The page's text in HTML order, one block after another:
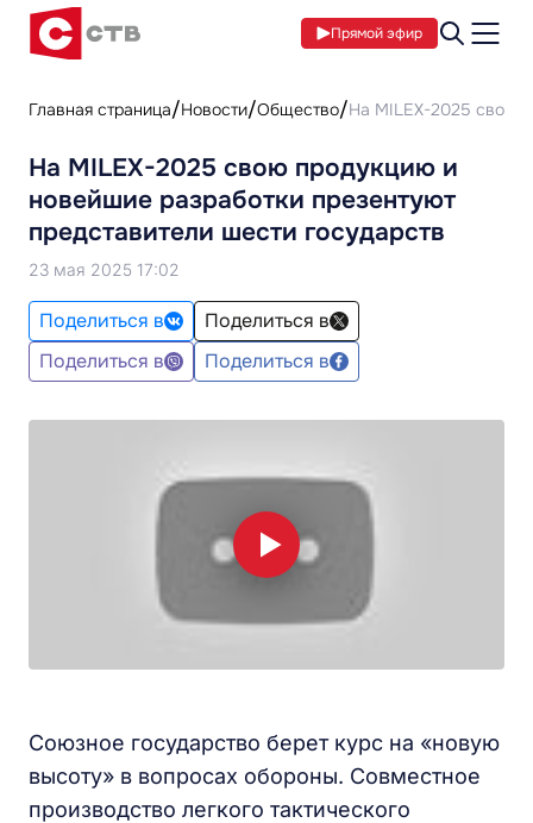
Прямой эфир
Главная страница Новости Общество На MILEX-2025 свою
На MILEX-2025 свою продукцию и
новейшие разработки презентуют
представители шести государств
23 мая 2025 17:02
Поделиться в
Поделиться в
Поделиться в
Поделиться в
Союзное государство берет курс на «новую
высоту» в вопросах обороны. Совместное
производство легкого тактического